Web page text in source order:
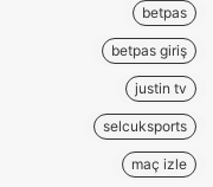
betpas
betpas giriş
justin tv
selcuksports
maç izle